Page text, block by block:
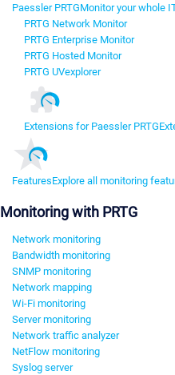
Paessler PRTGMonitor your whole
PRTG Network Monitor
PRTG Enterprise Monitor
PRTG Hosted Monitor
PRTG UVexplorer
Extensions for Paessler PRTG
FeaturesExplore all monitoring
Monitoring with PRTG
Network monitoring
Bandwidth monitoring
SNMP monitoring
Network mapping
Wi-Fi monitoring
Server monitoring
Network traffic analyzer
NetFlow monitoring
Syslog server